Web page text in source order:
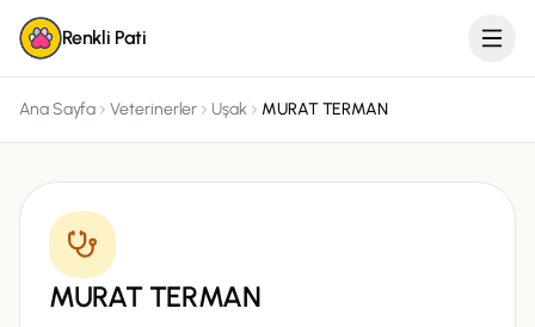
Renkli Pati
Ana Sayfa Veterinerler Uşak MURAT TERMAN
MURAT TERMAN